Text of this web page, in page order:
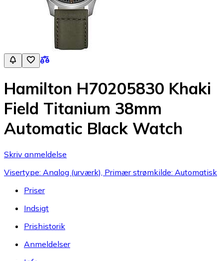
Hamilton H70205830 Khaki
Field Titanium 38mm
Automatic Black Watch
Skriv anmeldelse
Visertype: Analog (urværk), Primær strømkilde: Automatisk
Priser
Indsigt
Prishistorik
Anmeldelser